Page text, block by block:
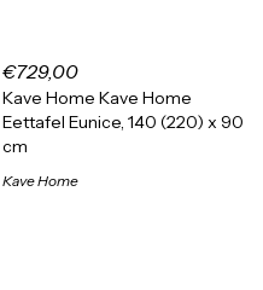
€729,00
Kave Home Kave Home
Eettafel Eunice, 140 (220) x 90
cm
Kave Home